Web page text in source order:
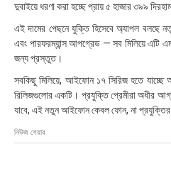
দুবাইয়ে ধরণা করা হচ্ছে প্রায় ৫ হাজার ৩৯৯
এই দামের পেছনে যুক্তি হিসেবে অ্যাপল বলছে
এবং পারফরম্যান্স আপগ্রেড — সব মিলিয়ে এটি
জন্য প্রস্তুত।
সবকিছু মিলিয়ে, আইফোন ১৭ সিরিজ হতে যাচ্ছে
রিলিজগুলোর একটি। প্রযুক্তি প্রেমীরা অধীর
যাবে, এই নতুন আইফোন কেবল ফোন, না প্রযুক্তির
নিউজ শেয়ার